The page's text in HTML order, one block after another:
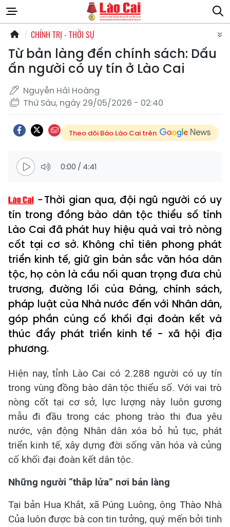
CHÍNH TRỊ - THỜI SỰ
Từ bản làng đến chính sách: Dấu
ấn người có uy tín ở Lào Cai
Nguyễn Hải Hoàng
Thứ Sáu, ngày 29/05/2026 - 02:40
Theo dõi Báo Lào Cai trên
0:00 / 4:41
Thời gian qua, đội ngũ người có uy
tín trong đồng bào dân tộc thiểu số tỉnh
Lào Cai đã phát huy hiệu quả vai trò nòng
cốt tại cơ sở. Không chỉ tiên phong phát
triển kinh tế, giữ gìn bản sắc văn hóa dân
tộc, họ còn là cầu nối quan trọng đưa chủ
trương, đường lối của Đảng, chính sách,
pháp luật của Nhà nước đến với Nhân dân,
góp phần củng cố khối đại đoàn kết và
thúc đẩy phát triển kinh tế - xã hội địa
phương.
Hiện nay, tỉnh Lào Cai có 2.288 người có uy tín
trong vùng đồng bào dân tộc thiểu số. Với vai trò
nòng cốt tại cơ sở, lực lượng này luôn gương
mẫu đi đầu trong các phong trào thi đua yêu
nước, vận động Nhân dân xóa bỏ hủ tục, phát
triển kinh tế, xây dựng đời sống văn hóa và củng
cố khối đại đoàn kết dân tộc.
Những người “thắp lửa” nơi bản làng
Tại bản Hua Khắt, xã Púng Luông, ông Thào Nhà
Của luôn được bà con tin tưởng, quý mến bởi tinh